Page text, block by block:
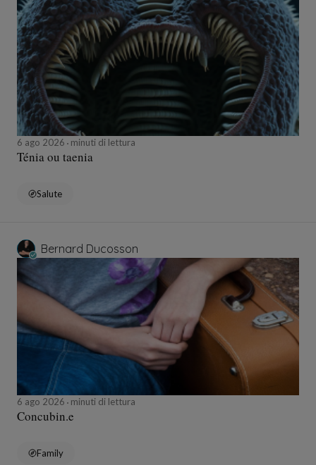
6 ago 2026 minuti di lettura
Ténia ou taenia
Salute
Bernard Ducosson
6 ago 2026 minuti di lettura
Concubin.e
Family